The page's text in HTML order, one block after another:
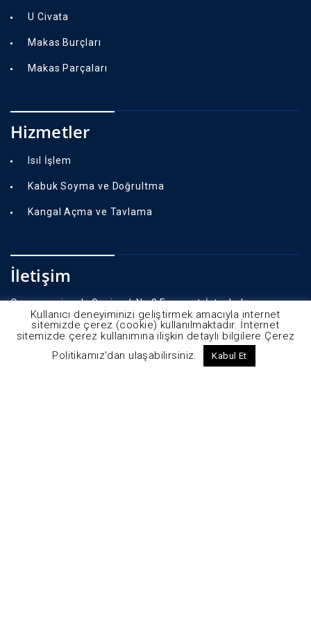
U Civata
Makas Burçları
Makas Parçaları
Hizmetler
Isıl İşlem
Kabuk Soyma ve Doğrultma
Kangal Açma ve Tavlama
İletişim
Osmangazi mah. Gazi cad. No.3 Esenyurt, İstanbul
Telefon :(+90) 212 689 13 13
info@tekay.com.tr
Kullanıcı deneyiminizi geliştirmek amacıyla internet
sitemizde çerez (cookie) kullanılmaktadır. İnternet
sitemizde çerez kullanımına ilişkin detaylı bilgilere Çerez
Politikamız'dan ulaşabilirsiniz.
Kabul Et